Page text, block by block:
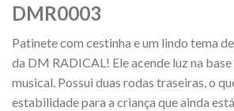
DMR0003
Patinete com cestinha e um lindo tema
da DM RADICAL! Ele acende luz na
musical. Possui duas rodas traseiras, o
estabilidade para a criança que ainda